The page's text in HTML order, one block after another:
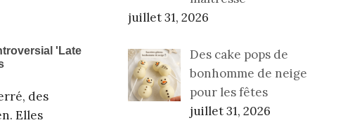
des
Elles
juillet 31, 2026
Des cake pops de
bonhomme de neige
pour les fêtes
juillet 31, 2026